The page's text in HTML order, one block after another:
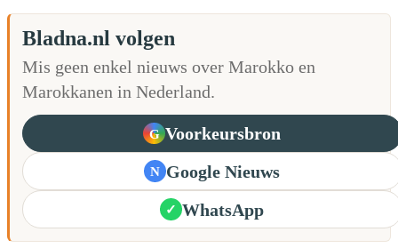
Bladna.nl volgen
Mis geen enkel nieuws over Marokko en
Marokkanen in Nederland.
G Voorkeursbron
N Google Nieuws
✓ WhatsApp